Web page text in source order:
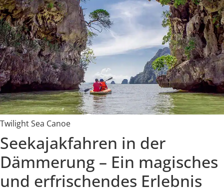
Twilight Sea Canoe
Seekajakfahren in der
Dämmerung – Ein magisches
und erfrischendes Erlebnis